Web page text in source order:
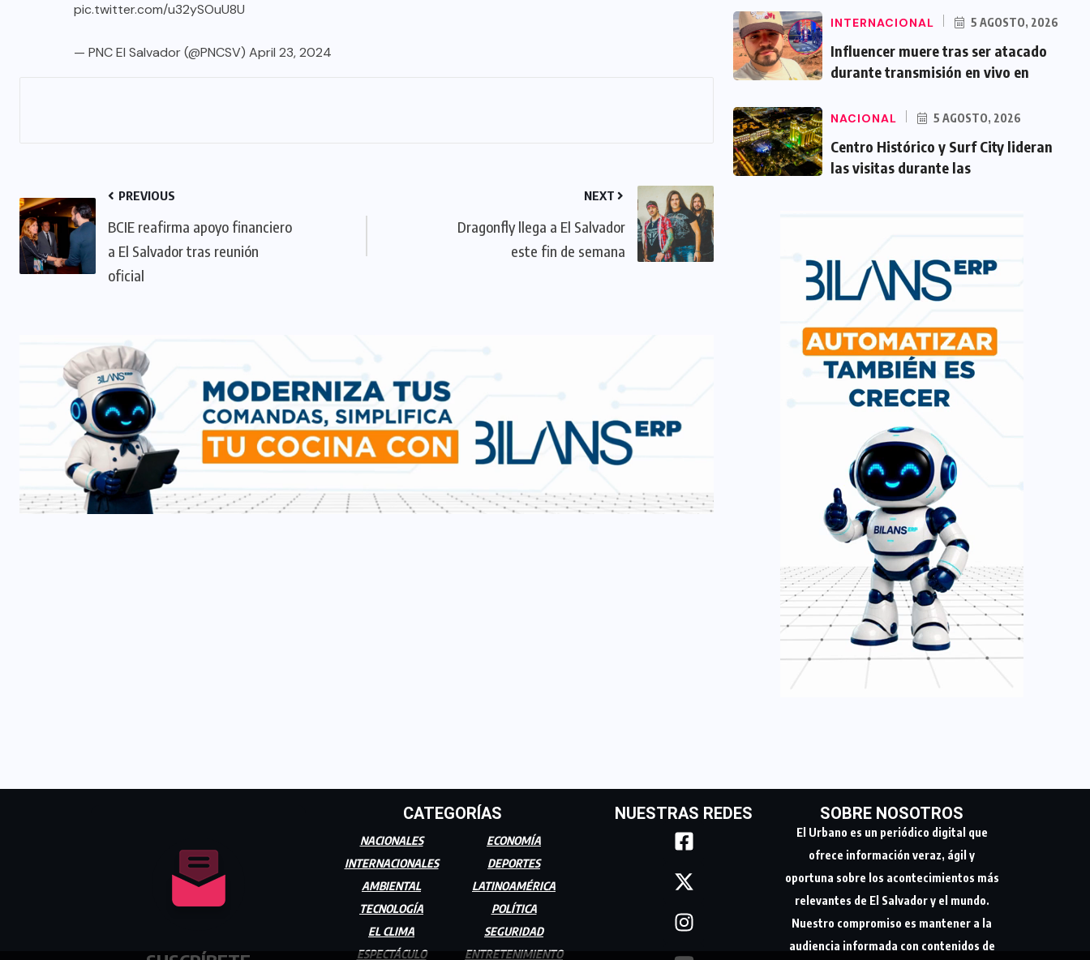
pic.twitter.com/u32ySOuU8U
— PNC El Salvador (@PNCSV) April 23, 2024
PREVIOUS
BCIE reafirma apoyo financiero
a El Salvador tras reunión
oficial
NEXT
Dragonfly llega a El Salvador
este fin de semana
INTERNACIONAL 5 AGOSTO, 2026
Influencer muere tras ser atacado
durante transmisión en vivo en
NACIONAL 5 AGOSTO, 2026
Centro Histórico y Surf City lideran
las visitas durante las
CATEGORÍAS
NACIONALES
INTERNACIONALES
AMBIENTAL
TECNOLOGÍA
EL CLIMA
ESPECTÁCULO
ECONOMÍA
DEPORTES
LATINOAMÉRICA
POLÍTICA
SEGURIDAD
ENTRETENIMIENTO
NUESTRAS REDES SOBRE NOSOTROS
El Urbano es un periódico digital que
ofrece información veraz, ágil y
oportuna sobre los acontecimientos más
relevantes de El Salvador y el mundo.
Nuestro compromiso es mantener a la
audiencia informada con contenidos de